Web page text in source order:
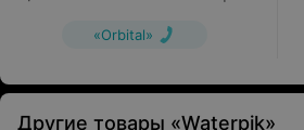
«Orbital»
Другие товары «Waterpik»